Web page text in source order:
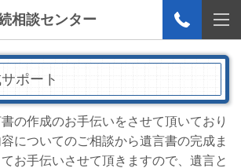
相談センター
ポート
の作成のお手伝いをさせて頂いており
についてのご相談から遺言書の完成ま
お手伝いさせて頂きますので、遺言と